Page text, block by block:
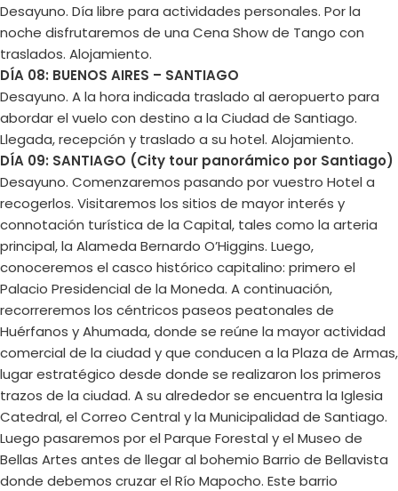
Desayuno. Día libre para actividades personales. Por la
noche disfrutaremos de una Cena Show de Tango con
traslados. Alojamiento.
DÍA 08: BUENOS AIRES – SANTIAGO
Desayuno. A la hora indicada traslado al aeropuerto para
abordar el vuelo con destino a la Ciudad de Santiago.
Llegada, recepción y traslado a su hotel. Alojamiento.
DÍA 09: SANTIAGO (City tour panorámico por Santiago)
Desayuno. Comenzaremos pasando por vuestro Hotel a
recogerlos. Visitaremos los sitios de mayor interés y
connotación turística de la Capital, tales como la arteria
principal, la Alameda Bernardo O’Higgins. Luego,
conoceremos el casco histórico capitalino: primero el
Palacio Presidencial de la Moneda. A continuación,
recorreremos los céntricos paseos peatonales de
Huérfanos y Ahumada, donde se reúne la mayor actividad
comercial de la ciudad y que conducen a la Plaza de Armas,
lugar estratégico desde donde se realizaron los primeros
trazos de la ciudad. A su alrededor se encuentra la Iglesia
Catedral, el Correo Central y la Municipalidad de Santiago.
Luego pasaremos por el Parque Forestal y el Museo de
Bellas Artes antes de llegar al bohemio Barrio de Bellavista
donde debemos cruzar el Río Mapocho. Este barrio